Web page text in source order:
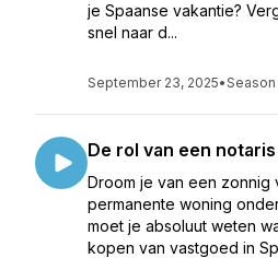
je Spaanse vakantie?
snel naar d...
September 23, 2025•Season
De rol van een
Droom je van een zonnig
permanente woning
moet je absoluut weten
kopen van vastgoed in